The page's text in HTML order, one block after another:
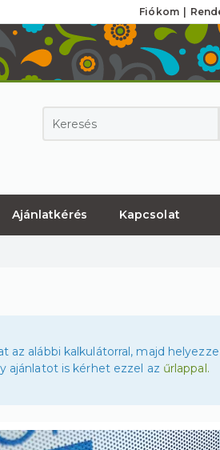
Fiókom
Ajánlatkérés Kapcsolat
alábbi kalkulátorral, majd
ajánlatot is kérhet ezzel az űrlappal.